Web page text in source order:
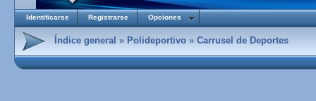
Identificarse Registrarse Opciones
Índice general » Polideportivo » Carrusel de Deportes